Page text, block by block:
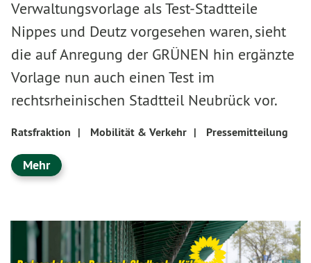
Verwaltungsvorlage als Test-Stadtteile
Nippes und Deutz vorgesehen waren, sieht
die auf Anregung der GRÜNEN hin ergänzte
Vorlage nun auch einen Test im
rechtsrheinischen Stadtteil Neubrück vor.
Ratsfraktion | Mobilität & Verkehr | Pressemitteilung
Mehr